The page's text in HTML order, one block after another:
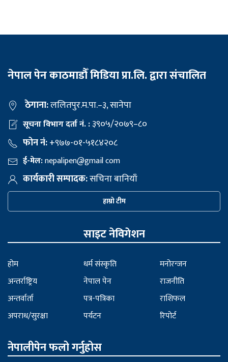
नेपाल पेन काठमाडौँ मिडिया प्रा.लि. द्वारा संचालित
ठेगाना:ललितपुर.म.पा.–३, सानेपा
सूचना विभाग दर्ता नं. :३९०५/२०७९–८०
फोन नं:+९७७-०१-५१८४२०८
ई-मेल:nepalipen@gmail com
कार्यकारी सम्पादक:सचिना बानियाँ
हाम्रो टीम
साइट नेविगेशन
होम
अन्तर्राष्ट्रिय
अन्तर्वार्ता
अपराध/सुरक्षा
धर्म संस्कृति
नेपाल पेन
पत्र-पत्रिका
पर्यटन
मनोरन्जन
राजनीति
राशिफल
रिपोर्ट
नेपालीपेन फलो गर्नुहोस